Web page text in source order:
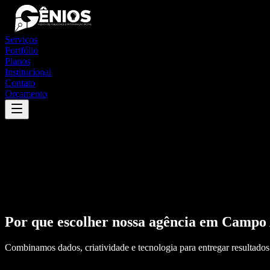
Serviços
Portfólio
Planos
Institucional
Contato
Orçamento
Por que escolher nossa agência em Campo
Combinamos dados, criatividade e tecnologia para entregar